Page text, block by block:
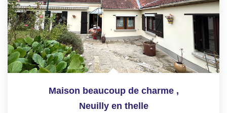
Maison beaucoup de charme ,
Neuilly en thelle